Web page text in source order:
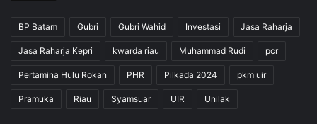
BP Batam Gubri Gubri Wahid Investasi Jasa Raharja
Jasa Raharja Kepri kwarda riau Muhammad Rudi pcr
Pertamina Hulu Rokan PHR Pilkada 2024 pkm uir
Pramuka Riau Syamsuar UIR Unilak